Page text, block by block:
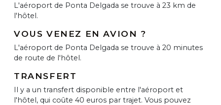
L'aéroport de Ponta Delgada se trouve à 23 km de
l'hôtel.
VOUS VENEZ EN AVION ?
L'aéroport de Ponta Delgada se trouve à 20 minutes
de route de l'hôtel.
TRANSFERT
Il y a un transfert disponible entre l'aéroport et
l'hôtel, qui coûte 40 euros par trajet. Vous pouvez